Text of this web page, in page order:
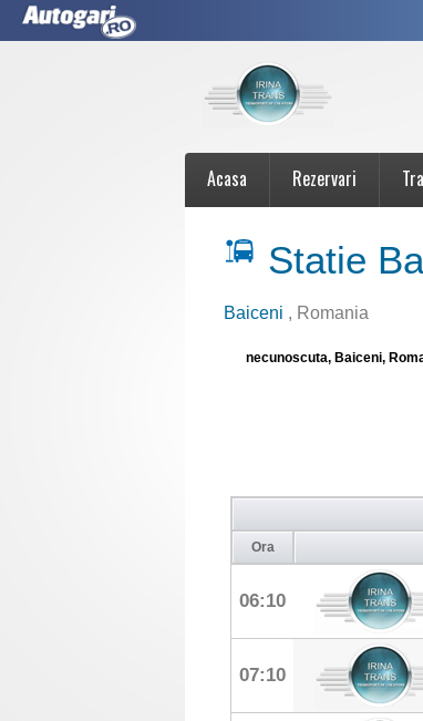
Acasa Rezervari
Statie
Baiceni , Romania
necunoscuta, Baiceni,
Ora
06:10
07:10